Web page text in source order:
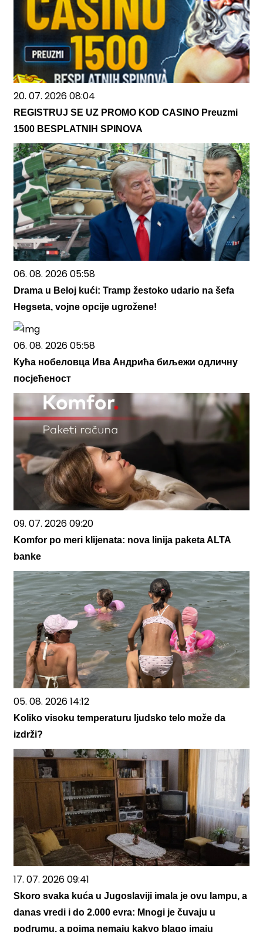
20. 07. 2026 08:04
REGISTRUJ SE UZ PROMO KOD CASINO Preuzmi
1500 BESPLATNIH SPINOVA
06. 08. 2026 05:58
Drama u Beloj kući: Tramp žestoko udario na šefa
Hegseta, vojne opcije ugrožene!
06. 08. 2026 05:58
Кућа нобеловца Ива Андрића биљежи одличну
посјећеност
09. 07. 2026 09:20
Komfor po meri klijenata: nova linija paketa ALTA
banke
05. 08. 2026 14:12
Koliko visoku temperaturu ljudsko telo može da
izdrži?
17. 07. 2026 09:41
Skoro svaka kuća u Jugoslaviji imala je ovu lampu, a
danas vredi i do 2.000 evra: Mnogi je čuvaju u
podrumu, a pojma nemaju kakvo blago imaju